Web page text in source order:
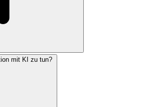
mit KI zu tun?